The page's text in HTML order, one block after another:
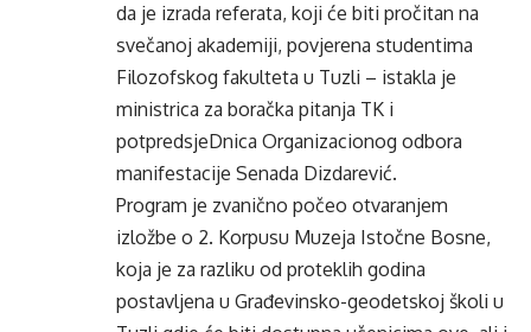
da je izrada referata, koji će biti pročitan na
svečanoj akademiji, povjerena studentima
Filozofskog fakulteta u Tuzli – istakla je
ministrica za boračka pitanja TK i
potpredsjeDnica Organizacionog odbora
manifestacije Senada Dizdarević.
Program je zvanično počeo otvaranjem
izložbe o 2. Korpusu Muzeja Istočne Bosne,
koja je za razliku od proteklih godina
postavljena u Građevinsko-geodetskoj školi u